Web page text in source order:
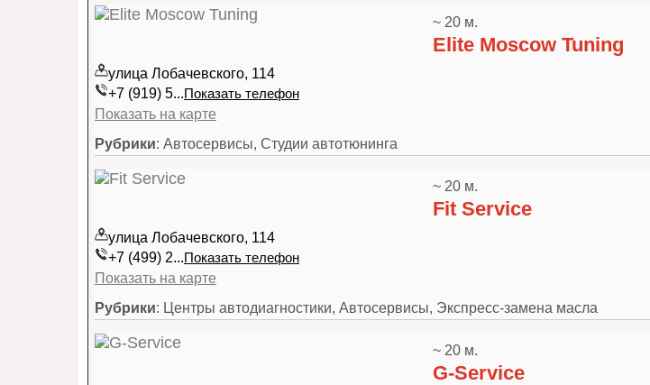
~ 20 м.
Elite Moscow Tuning
улица Лобачевского, 114
+7 (919) 5...Показать телефон
Показать на карте
Рубрики: Автосервисы, Студии автотюнинга
~ 20 м.
Fit Service
улица Лобачевского, 114
+7 (499) 2...Показать телефон
Показать на карте
Рубрики: Центры автодиагностики, Автосервисы, Экспресс-замена масла
~ 20 м.
G-Service